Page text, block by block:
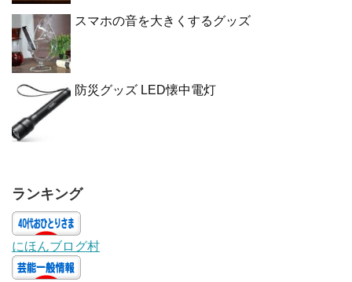
スマホの音を大きくするグッズ
防災グッズ LED懐中電灯
ランキング
にほんブログ村